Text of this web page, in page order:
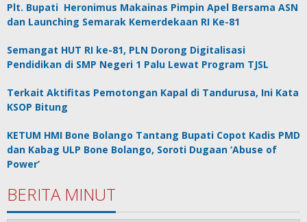
Plt. Bupati Heronimus Makainas Pimpin Apel Bersama ASN
dan Launching Semarak Kemerdekaan RI Ke-81
Semangat HUT RI ke-81, PLN Dorong Digitalisasi
Pendidikan di SMP Negeri 1 Palu Lewat Program TJSL
Terkait Aktifitas Pemotongan Kapal di Tandurusa, Ini Kata
KSOP Bitung
KETUM HMI Bone Bolango Tantang Bupati Copot Kadis PMD
dan Kabag ULP Bone Bolango, Soroti Dugaan ‘Abuse of
Power’
BERITA MINUT